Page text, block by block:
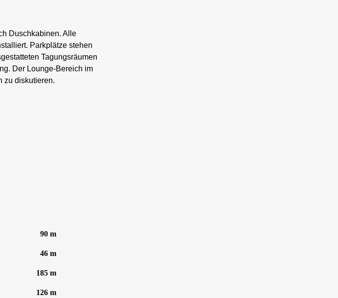
Duschkabinen. Alle
Parkplätze stehen
Tagungsräumen
Der Lounge-Bereich im
zu diskutieren.
90 m
46 m
185 m
126 m